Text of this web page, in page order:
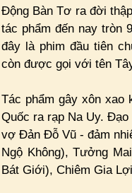
Động Bàn Tơ ra đời
tác phẩm đến nay tròn
đây là phim đầu tiên
còn được gọi với tên
Tác phẩm gây xôn xao
Quốc ra rạp Na Uy.
vợ Đản Đỗ Vũ - đảm
Ngộ Không), Tưởng
Bát Giới), Chiêm Gia